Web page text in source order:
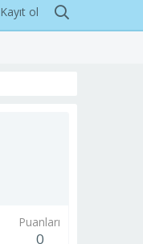
Kayıt ol
Puanları
0